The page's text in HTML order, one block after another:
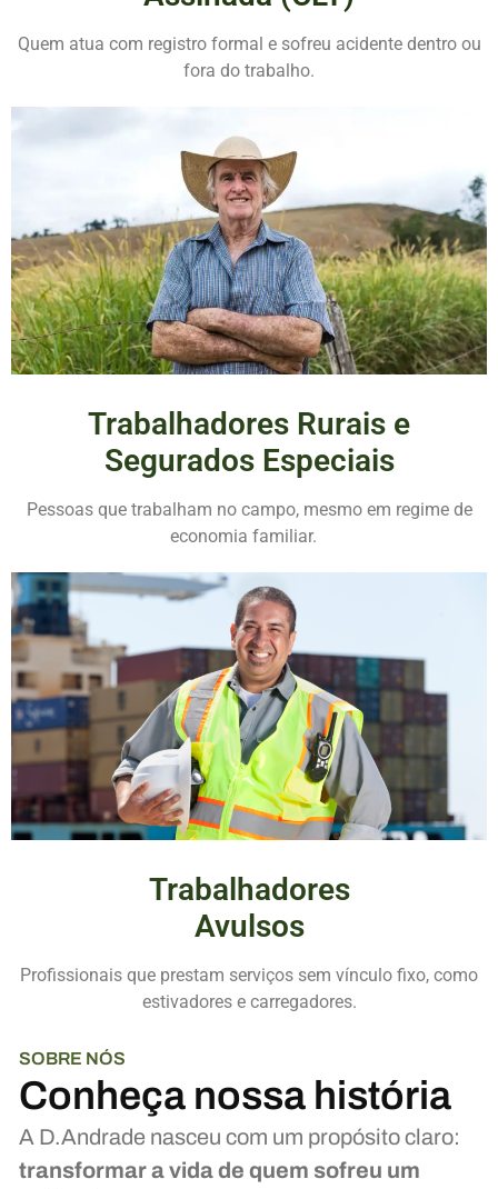
Quem atua com registro formal e sofreu acidente dentro ou
fora do trabalho.
Trabalhadores Rurais e
Segurados Especiais
Pessoas que trabalham no campo, mesmo em regime de
economia familiar.
Trabalhadores
Avulsos
Profissionais que prestam serviços sem vínculo fixo, como
estivadores e carregadores.
SOBRE NÓS
Conheça nossa história
A D.Andrade nasceu com um propósito claro:
transformar a vida de quem sofreu um